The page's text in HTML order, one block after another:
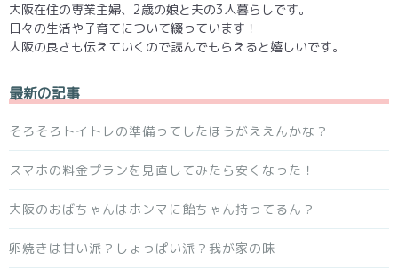
大阪在住の専業主婦、2歳の娘と夫の3人暮らしです。
日々の生活や子育てについて綴っています！
大阪の良さも伝えていくので読んでもらえると嬉しいです。
最新の記事
そろそろトイトレの準備ってしたほうがええんかな？
スマホの料金プランを見直してみたら安くなった！
大阪のおばちゃんはホンマに飴ちゃん持ってるん？
卵焼きは甘い派？しょっぱい派？我が家の味